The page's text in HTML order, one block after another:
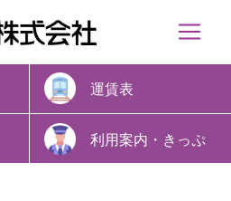
運賃表
利用案内・きっぷ